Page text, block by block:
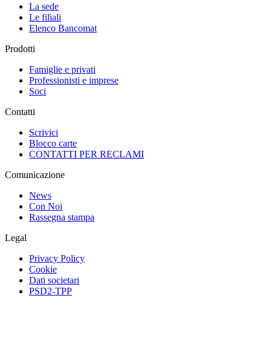
La sede
Le filiali
Elenco Bancomat
Prodotti
Famiglie e privati
Professionisti e imprese
Soci
Contatti
Scrivici
Blocco carte
CONTATTI PER RECLAMI
Comunicazione
News
Con Noi
Rassegna stampa
Legal
Privacy Policy
Cookie
Dati societari
PSD2-TPP